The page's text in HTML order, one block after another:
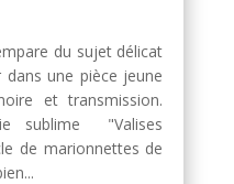
du sujet délicat
une pièce jeune
et transmission.
sublime "Valises
de marionnettes de